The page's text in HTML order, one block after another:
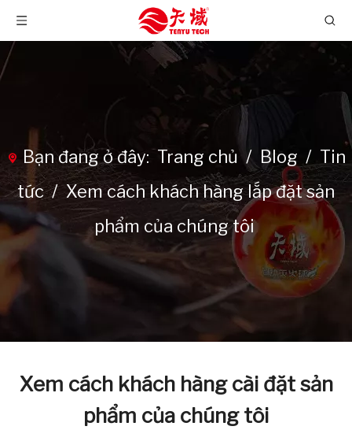
Bạn đang ở đây: Trang chủ / Blog / Tin
tức / Xem cách khách hàng lắp đặt sản
phẩm của chúng tôi
Xem cách khách hàng cài đặt sản
phẩm của chúng tôi